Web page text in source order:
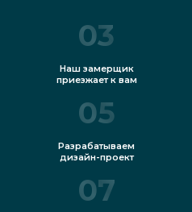
03
Наш замерщик
приезжает к вам
05
Разрабатываем
дизайн-проект
07